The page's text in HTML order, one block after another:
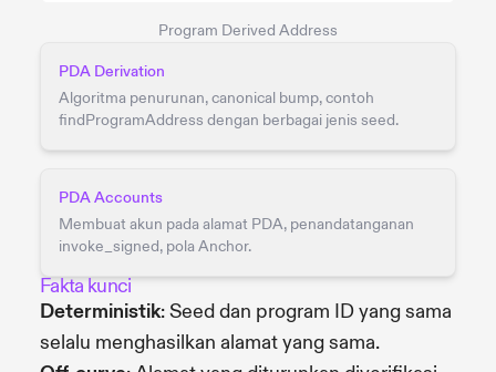
Program Derived Address
PDA Derivation
Algoritma penurunan, canonical bump, contoh
findProgramAddress dengan berbagai jenis seed.
PDA Accounts
Membuat akun pada alamat PDA, penandatanganan
invoke_signed, pola Anchor.
Fakta kunci
Deterministik: Seed dan program ID yang sama
selalu menghasilkan alamat yang sama.